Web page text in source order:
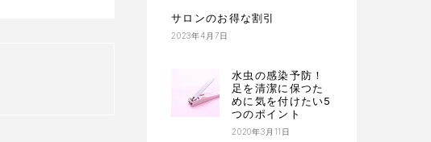
サロンのお得な割引
2023年4月7日
水虫の感染予防！
足を清潔に保つた
めに気を付けたい5
つのポイント
2020年3月11日